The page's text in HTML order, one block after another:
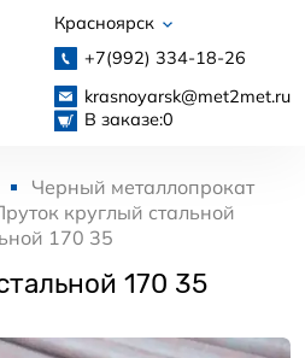
Красноярск
+7(992) 334-18-26
krasnoyarsk@met2met.ru
В заказе:0
Черный металлопрокат
круглый стальной
170 35
170 35